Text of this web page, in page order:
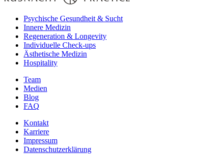
Psychische Gesundheit & Sucht
Innere Medizin
Regeneration & Longevity
Individuelle Check-ups
Ästhetische Medizin
Hospitality
Team
Medien
Blog
FAQ
Kontakt
Karriere
Impressum
Datenschutzerklärung